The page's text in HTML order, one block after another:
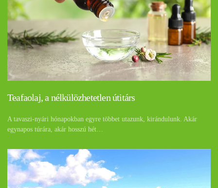
Teafaolaj, a nélkülözhetetlen útitárs
A tavaszi-nyári hónapokban egyre többet utazunk, kirándulunk. Akár
egynapos túrára, akár hosszú hét…